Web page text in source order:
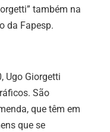
também na
da Fapesp.
Ugo Giorgetti
São
que têm em
que se